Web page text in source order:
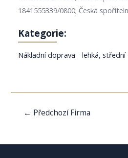
1841555339/0800; Česká
Kategorie:
Nákladní doprava - lehká, střední
Navigace
← Předchozí Firma